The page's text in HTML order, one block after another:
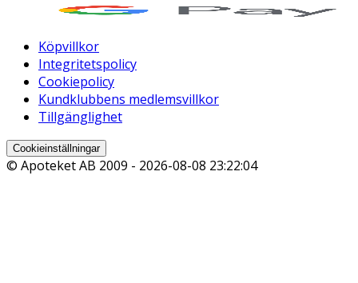
Köpvillkor
Integritetspolicy
Cookiepolicy
Kundklubbens medlemsvillkor
Tillgänglighet
Cookieinställningar
© Apoteket AB 2009 - 2026-08-08 23:22:04